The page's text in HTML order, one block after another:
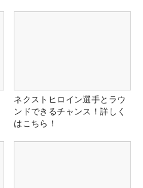
ネクストヒロイン選手とラウ
ンドできるチャンス！詳しく
はこちら！